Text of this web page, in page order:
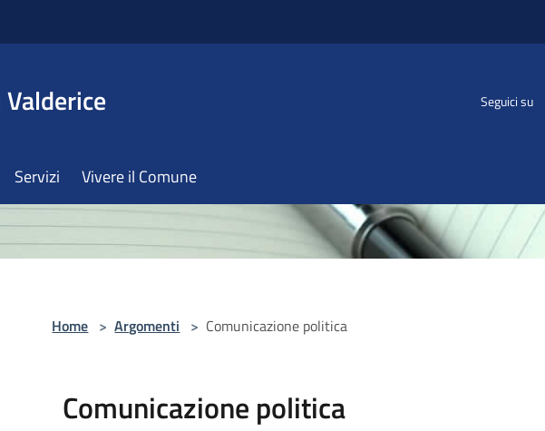
Seguici su
Servizi Vivere il Comune
Home > Argomenti > Comunicazione politica
Comunicazione politica